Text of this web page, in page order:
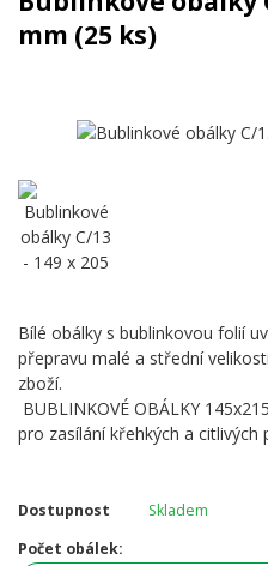
mm (25 ks)
Bílé obálky s bublinkovou folií
přepravu malé a střední
BUBLINKOVÉ OBÁLKY
pro zasílání křehkých a citlivých
Dostupnost
Skladem
Počet obálek: